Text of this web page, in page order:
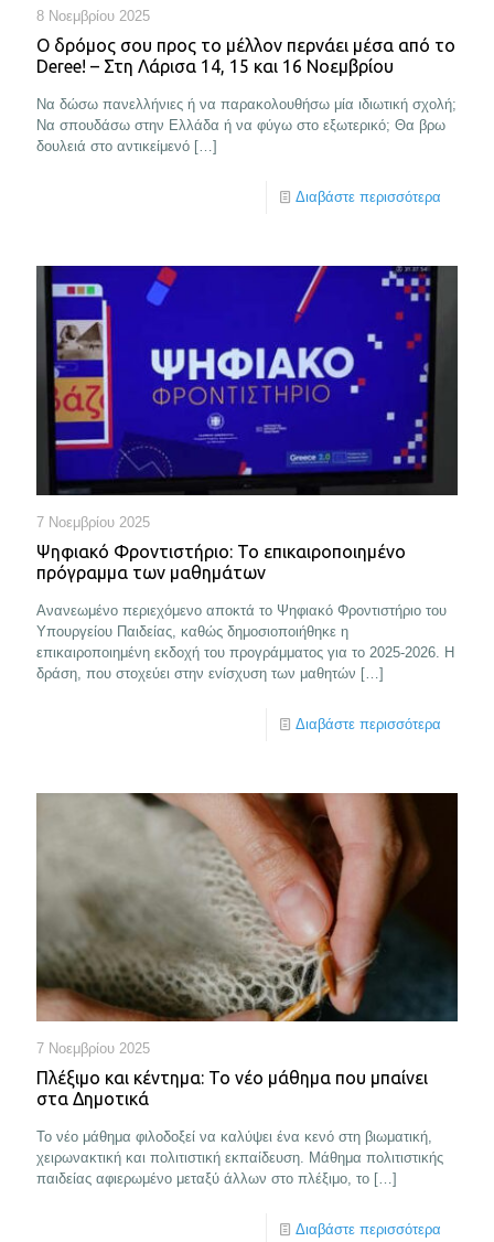
8 Νοεμβρίου 2025
Ο δρόμος σου προς το μέλλον περνάει μέσα από το
Deree! – Στη Λάρισα 14, 15 και 16 Νοεμβρίου
Να δώσω πανελλήνιες ή να παρακολουθήσω μία ιδιωτική σχολή;
Να σπουδάσω στην Ελλάδα ή να φύγω στο εξωτερικό; Θα βρω
δουλειά στο αντικείμενό […]
Διαβάστε περισσότερα
7 Νοεμβρίου 2025
Ψηφιακό Φροντιστήριο: Το επικαιροποιημένο
πρόγραμμα των μαθημάτων
Ανανεωμένο περιεχόμενο αποκτά το Ψηφιακό Φροντιστήριο του
Υπουργείου Παιδείας, καθώς δημοσιοποιήθηκε η
επικαιροποιημένη εκδοχή του προγράμματος για το 2025-2026. Η
δράση, που στοχεύει στην ενίσχυση των μαθητών […]
Διαβάστε περισσότερα
7 Νοεμβρίου 2025
Πλέξιμο και κέντημα: Το νέο μάθημα που μπαίνει
στα Δημοτικά
Το νέο μάθημα φιλοδοξεί να καλύψει ένα κενό στη βιωματική,
χειρωνακτική και πολιτιστική εκπαίδευση. Μάθημα πολιτιστικής
παιδείας αφιερωμένο μεταξύ άλλων στο πλέξιμο, το […]
Διαβάστε περισσότερα